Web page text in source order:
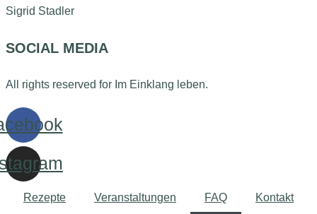
Sigrid Stadler
SOCIAL MEDIA
All rights reserved for Im Einklang leben.
Rezepte Veranstaltungen FAQ Kontakt